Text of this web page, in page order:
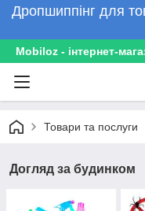
Дропшиппінг для
Mobiloz - інтернет-
Товари та послуги
Догляд за будинком